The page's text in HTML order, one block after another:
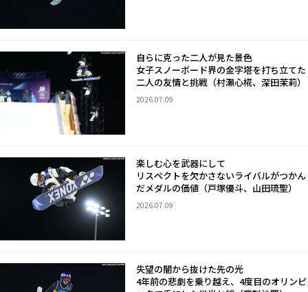
自らに克った二人が見た景色
女子スノーボード界の金字塔を打ち立てた
二人の友情と挑戦（村瀬心椛、深田茉莉）
2026.07.09
楽しむ心を武器にして
リスペクトを欠かさないライバルがつかん
だメダルの価値（戸塚優斗、山田琉聖）
2026.07.09
失望の闇から抜けた先の光
4年前の悲劇を乗り越え、4度目のオリンピ